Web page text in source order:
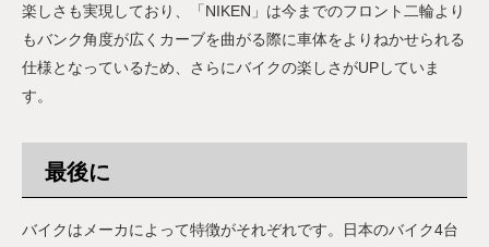
楽しさも実現しており、「NIKEN」は今までのフロント二輪より
もバンク角度が広くカーブを曲がる際に車体をよりねかせられる
仕様となっているため、さらにバイクの楽しさがUPしていま
す。
最後に
バイクはメーカによって特徴がそれぞれです。日本のバイク4台